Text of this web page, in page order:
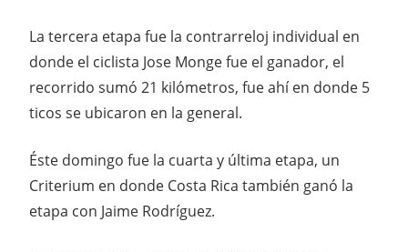
La tercera etapa fue la contrarreloj individual en
donde el ciclista Jose Monge fue el ganador, el
recorrido sumó 21 kilómetros, fue ahí en donde 5
ticos se ubicaron en la general.
Éste domingo fue la cuarta y última etapa, un
Criterium en donde Costa Rica también ganó la
etapa con Jaime Rodríguez.